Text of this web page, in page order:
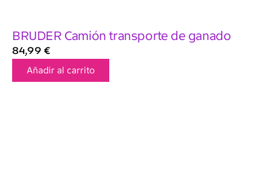
BRUDER Camión transporte de ganado
84,99 €
Añadir al carrito